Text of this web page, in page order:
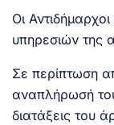
Οι
υπηρεσιών της
Σε περίπτωση
αναπλήρωσή
διατάξεις του